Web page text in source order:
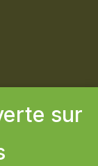
sur